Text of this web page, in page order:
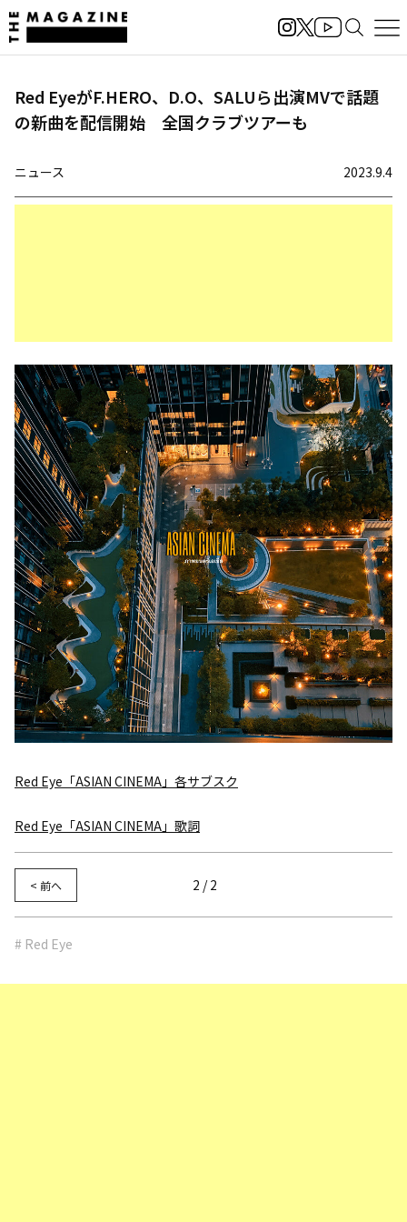
Red EyeがF.HERO、D.O、SALUら出演MVで話題
の新曲を配信開始 全国クラブツアーも
ニュース 2023.9.4
Red Eye「ASIAN CINEMA」各サブスク
Red Eye「ASIAN CINEMA」歌詞
< 前へ 2 / 2
# Red Eye